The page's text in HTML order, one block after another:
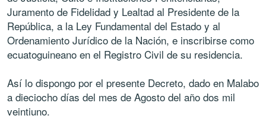
Juramento de Fidelidad y Lealtad al Presidente de la
República, a la Ley Fundamental del Estado y al
Ordenamiento Jurídico de la Nación, e inscribirse como
ecuatoguineano en el Registro Civil de su residencia.
Así lo dispongo por el presente Decreto, dado en Malabo
a dieciocho días del mes de Agosto del año dos mil
veintiuno.